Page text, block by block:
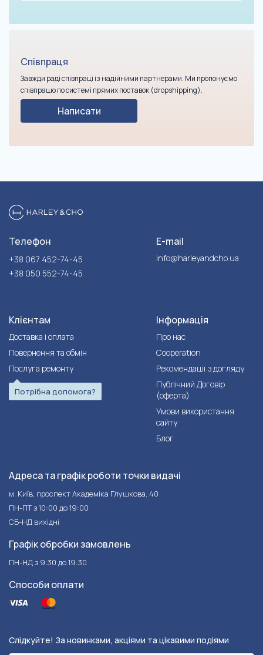
Співпраця
Завжди раді співпраці із надійними партнерами. Ми пропонуємо
співпрацю по системі прямих поставок (dropshipping).
Написати
Телефон
+38 067 452-74-45
+38 050 552-74-45
E-mail
info@harleyandcho.ua
Клієнтам
Доставка і оплата
Повернення та обмін
Послуга ремонту
Потрібна допомога?
Інформація
Про нас
Cooperation
Рекомендації з догляду
Публічний Договір
(оферта)
Умови використання
сайту
Блог
Адреса та графік роботи точки видачі
м. Київ, проспект Академіка Глушкова, 40
ПН-ПТ з 10:00 до 19:00
СБ-НД вихідні
Графік обробки замовлень
ПН-НД з 9:30 до 19:30
Способи оплати
Слідкуйте! За новинками, акціями та цікавими подіями